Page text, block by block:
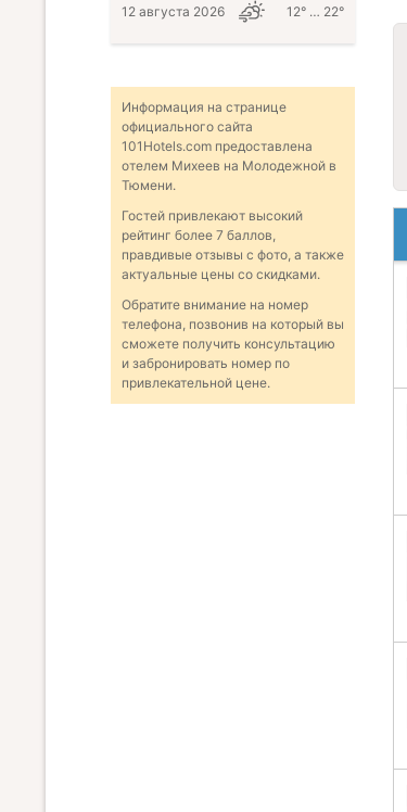
12 августа 2026 12° … 22°
Информация на странице
официального сайта
101Hotels.com предоставлена
отелем Михеев на Молодежной в
Тюмени.
Гостей привлекают высокий
рейтинг более 7 баллов,
правдивые отзывы с фото, а также
актуальные цены со скидками.
Обратите внимание на номер
телефона, позвонив на который вы
сможете получить консультацию
и забронировать номер по
привлекательной цене.